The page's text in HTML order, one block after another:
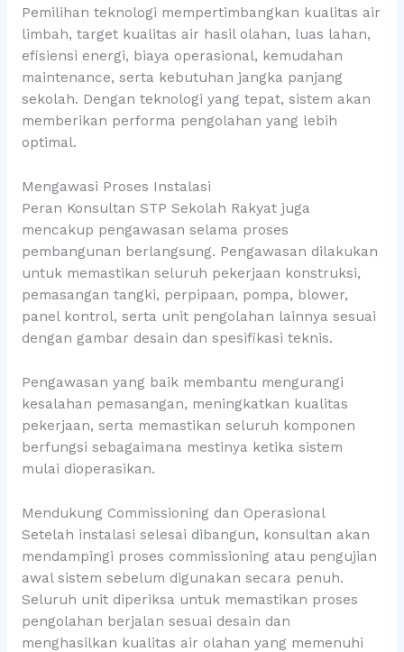
Pemilihan teknologi mempertimbangkan kualitas air
limbah, target kualitas air hasil olahan, luas lahan,
efisiensi energi, biaya operasional, kemudahan
maintenance, serta kebutuhan jangka panjang
sekolah. Dengan teknologi yang tepat, sistem akan
memberikan performa pengolahan yang lebih
optimal.
Mengawasi Proses Instalasi
Peran Konsultan STP Sekolah Rakyat juga
mencakup pengawasan selama proses
pembangunan berlangsung. Pengawasan dilakukan
untuk memastikan seluruh pekerjaan konstruksi,
pemasangan tangki, perpipaan, pompa, blower,
panel kontrol, serta unit pengolahan lainnya sesuai
dengan gambar desain dan spesifikasi teknis.
Pengawasan yang baik membantu mengurangi
kesalahan pemasangan, meningkatkan kualitas
pekerjaan, serta memastikan seluruh komponen
berfungsi sebagaimana mestinya ketika sistem
mulai dioperasikan.
Mendukung Commissioning dan Operasional
Setelah instalasi selesai dibangun, konsultan akan
mendampingi proses commissioning atau pengujian
awal sistem sebelum digunakan secara penuh.
Seluruh unit diperiksa untuk memastikan proses
pengolahan berjalan sesuai desain dan
menghasilkan kualitas air olahan yang memenuhi